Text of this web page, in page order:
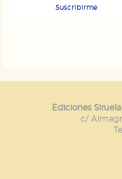
Suscribirme
Ediciones
c/